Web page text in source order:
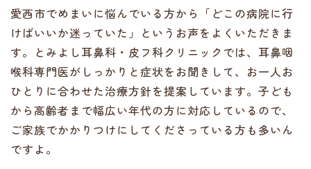
愛西市でめまいに悩んでいる方から「どこの病院に行
けばいいか迷っていた」というお声をよくいただきま
す。とみよし耳鼻科・皮フ科クリニックでは、耳鼻咽
喉科専門医がしっかりと症状をお聞きして、お一人お
ひとりに合わせた治療方針を提案しています。子ども
から高齢者まで幅広い年代の方に対応しているので、
ご家族でかかりつけにしてくださっている方も多いん
ですよ。